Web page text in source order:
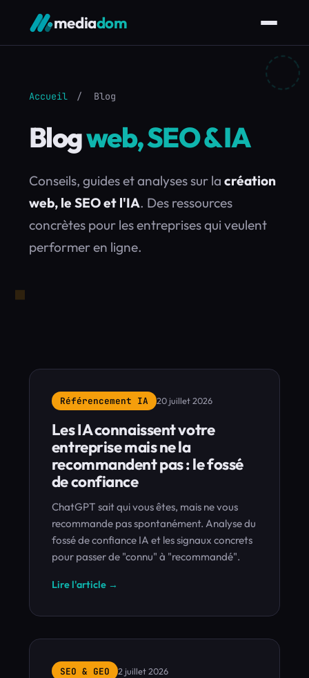
mediadom
Accueil / Blog
Blogweb, SEO & IA
Conseils, guides et analyses sur la création
web, le SEO et l'IA. Des ressources
concrètes pour les entreprises qui veulent
performer en ligne.
Référencement IA 20 juillet 2026
Les IA connaissent votre
entreprise mais ne la
recommandent pas : le fossé
de confiance
ChatGPT sait qui vous êtes, mais ne vous
recommande pas spontanément. Analyse du
fossé de confiance IA et les signaux concrets
pour passer de "connu" à "recommandé".
Lire l'article →
SEO & GEO 2 juillet 2026